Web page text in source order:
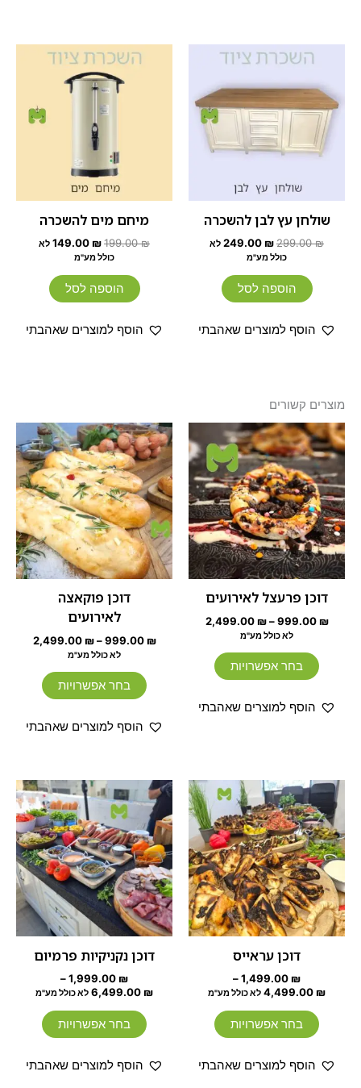
שולחן עץ לבן להשכרה
299.00₪
המחיר
המקורי
299.00 ₪.
249.00 ₪
המחיר
249.00 ₪.
לא
כולל מע"מ
הוספה לסל
הוסף למוצרים שאהבתי
מיחם מים להשכרה
199.00₪
המחיר
המקורי
היה:
199.00 ₪.
149.00 ₪
המחיר
הנוכחי
לא
כולל מע"מ
הוספה לסל
הוסף למוצרים שאהבתי
מוצרים קשורים
דוכן פרעצל לאירועים
999.00 ₪
–
2,499.00 ₪
מחירים:
⁦999.00 ₪⁩
עד
⁦2,499.00 ₪⁩
לא כולל מע"מ
בחר אפשרויות
זה
יש
מספר
סוגים.
ניתן
לבחור
את
בעמוד
המוצר
הוסף למוצרים שאהבתי
דוכן פוקאצה
לאירועים
999.00 ₪
–
2,499.00 ₪
עד
⁦2,499.00 ₪⁩
לא כולל מע"מ
בחר אפשרויות
למוצר
זה
יש
מספר
סוגים.
ניתן
לבחור
את
הוסף למוצרים שאהבתי
דוכן עראייס
1,499.00 ₪
–
4,499.00 ₪
טווח
מחירים:
עד
לא כולל מע"מ
בחר אפשרויות
למוצר
זה
יש
מספר
סוגים.
ניתן
לבחור
את
הוסף למוצרים שאהבתי
דוכן נקניקיות פרמיום
1,999.00 ₪
–
6,499.00 ₪
טווח
מחירים:
עד
לא כולל מע"מ
בחר אפשרויות
למוצר
זה
יש
מספר
סוגים.
ניתן
לבחור
את
בעמוד
הוסף למוצרים שאהבתי